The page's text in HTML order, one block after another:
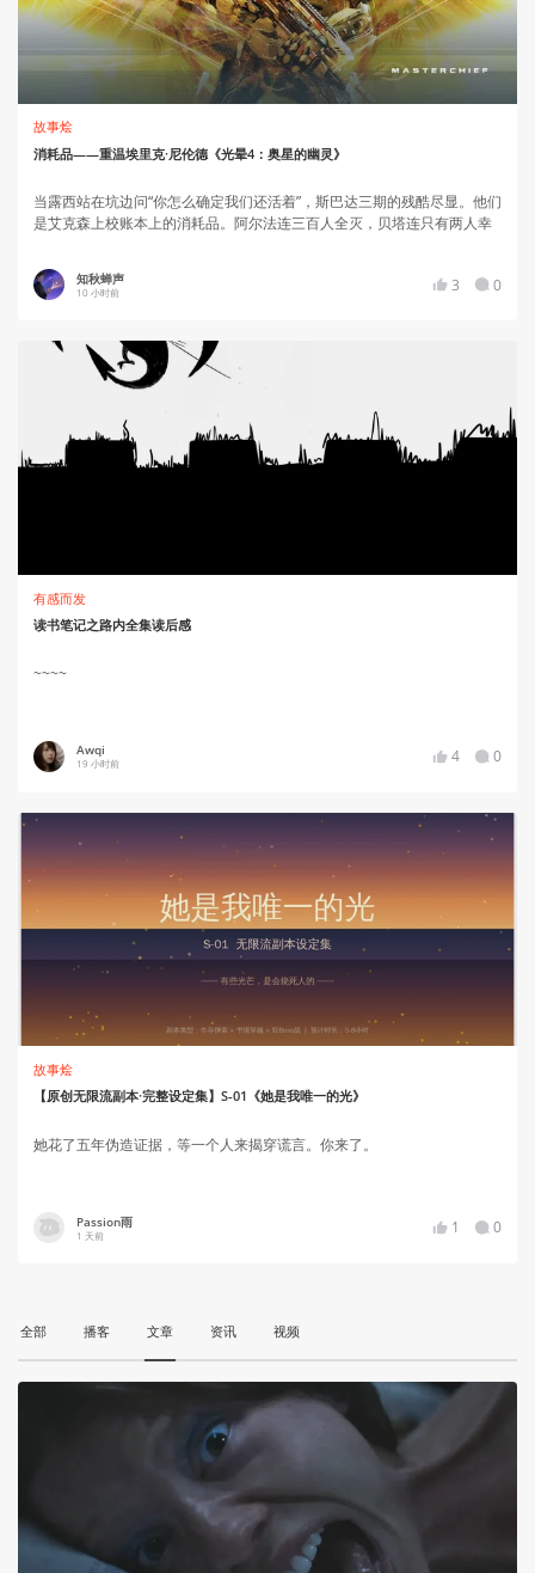
故事烩
消耗品——重温埃里克·尼伦德《光晕4：奥星的幽灵》
当露西站在坑边问“你怎么确定我们还活着”，斯巴达三期的残酷尽显。他们
是艾克森上校账本上的消耗品。阿尔法连三百人全灭，贝塔连只有两人幸
划掉，不需任何标记。战争打到这份上，个体早已变成数字，英雄传说让
位给残酷算术。但汤姆抓住露西的手腕把她拉走，库尔特继续训练下一批
知秋蝉声
10 小时前 3 0
有感而发
读书笔记之路内全集读后感
~~~~
Awqi
19 小时前 4 0
故事烩
【原创无限流副本·完整设定集】S-01《她是我唯一的光》
她花了五年伪造证据，等一个人来揭穿谎言。你来了。
Passion雨
1 天前 1 0
全部 播客 文章 资讯 视频